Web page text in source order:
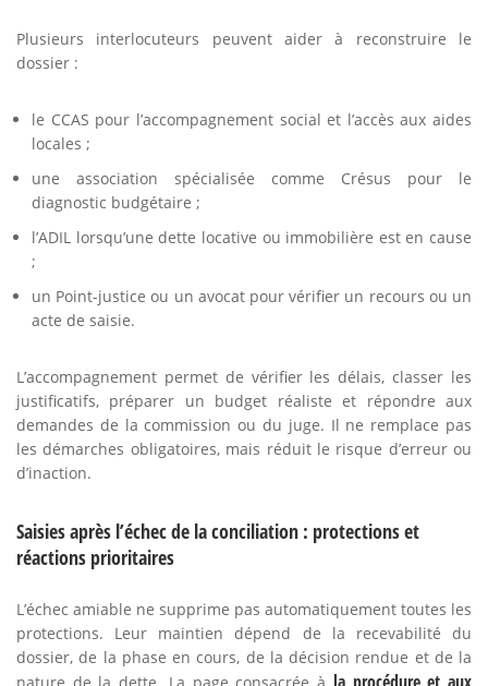
Plusieurs interlocuteurs peuvent aider à reconstruire le
dossier :
le CCAS pour l’accompagnement social et l’accès aux aides
locales ;
une association spécialisée comme Crésus pour le
diagnostic budgétaire ;
l’ADIL lorsqu’une dette locative ou immobilière est en cause
;
un Point-justice ou un avocat pour vérifier un recours ou un
acte de saisie.
L’accompagnement permet de vérifier les délais, classer les
justificatifs, préparer un budget réaliste et répondre aux
demandes de la commission ou du juge. Il ne remplace pas
les démarches obligatoires, mais réduit le risque d’erreur ou
d’inaction.
Saisies après l’échec de la conciliation : protections et
réactions prioritaires
L’échec amiable ne supprime pas automatiquement toutes les
protections. Leur maintien dépend de la recevabilité du
dossier, de la phase en cours, de la décision rendue et de la